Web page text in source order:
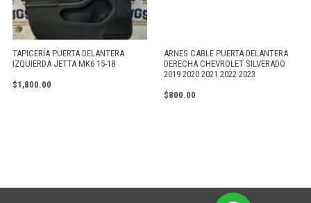
TAPICERÍA PUERTA DELANTERA
IZQUIERDA JETTA MK6 15-18
$1,800.00
ARNES CABLE PUERTA DELANTERA
DERECHA CHEVROLET SILVERADO
2019 2020 2021 2022 2023
$800.00